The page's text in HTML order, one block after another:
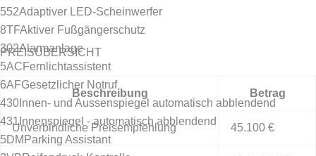
552Adaptiver LED-Scheinwerfer
8TFAktiver Fußgängerschutz
302Alarmanlage
5AC Fernlichtassistent
6AFGesetzlicher Notruf
430 Innen- und Aussenspiegel automatisch abblendend
431Innenspiegel - automatisch abblendend
5DM Parking Assistant
PREISÜBERSICHT
Beschreibung Betrag
Unverbindliche Preisempfehlung 45.100 €